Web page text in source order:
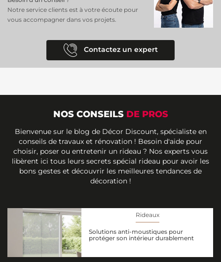
Pratique et esthétique, cette tringle en argent apporte un petit plus à
votre décoration tout en assurant une tenue solide pour vos rideaux.
Notre service clients est à votre écoute pour
vous accompagner dans vos projets.
Contactez un expert
NOS CONSEILS DE PROS
Bienvenue sur le blog de Décor Discount, spécialiste en
conseils de travaux et rénovation ! Besoin d'aide pour
choisir, poser ou entretenir un rideau ? Nos experts vous
libèrent ici tous leurs secrets spécial rideau pour avoir les
bons gestes et découvrir les meilleures tendances de
décoration !
Rideaux
Solutions anti-moustiques pour
protéger son intérieur durablement